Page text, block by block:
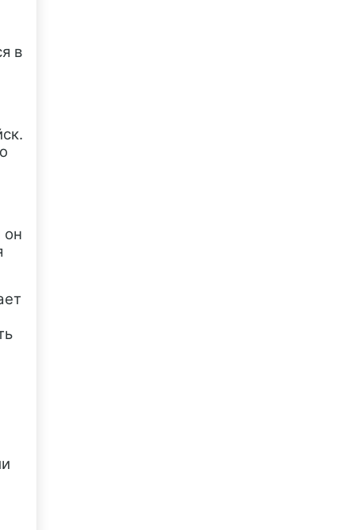
в
он